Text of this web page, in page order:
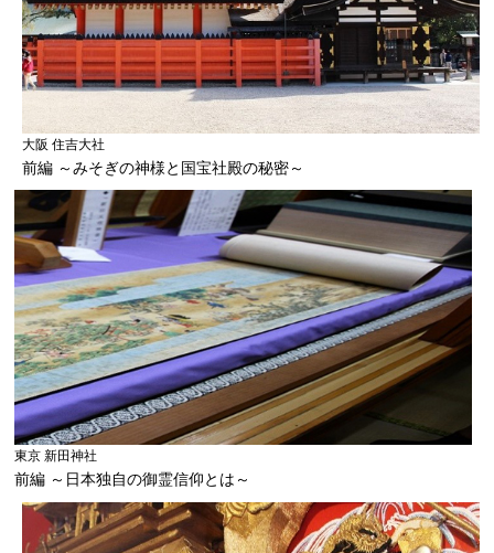
大阪 住吉大社
前編 ～みそぎの神様と国宝社殿の秘密～
東京 新田神社
前編 ～日本独自の御霊信仰とは～